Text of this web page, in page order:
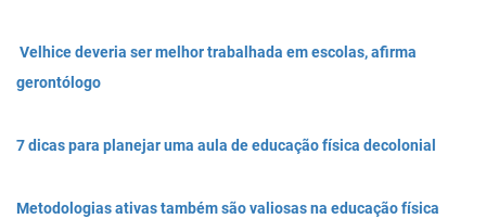
Velhice deveria ser melhor trabalhada em escolas, afirma
gerontólogo
7 dicas para planejar uma aula de educação física decolonial
Metodologias ativas também são valiosas na educação física